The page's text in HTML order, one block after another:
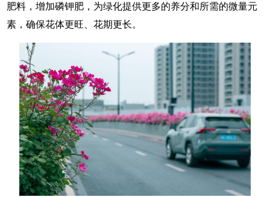
肥料，增加磷钾肥，为绿化提供更多的养分和所需的微量元
素，确保花体更旺、花期更长。